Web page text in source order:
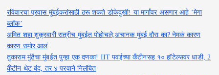
रविवारचा प्रवास मुंबईकरांसाठी ठरू शकते डोकेदुखी! या मार्गांवर असणार आहे ‘मेगा
ब्लॉक’
अमित शहा शुक्रवारी रात्रीच मुंबईत पोहोचले;अचानक मुंबई दौरा का? नेमकं कारण
कारण समोर आलं
तुकाराम मुंढेंचा मुंबईत पुन्हा एक दणका! IIT पवईच्या कँटीनसह १० हॉटेल्सवर धाडी, 2
कँटीन थेट बंद, तर ४ परवाने निलंबित